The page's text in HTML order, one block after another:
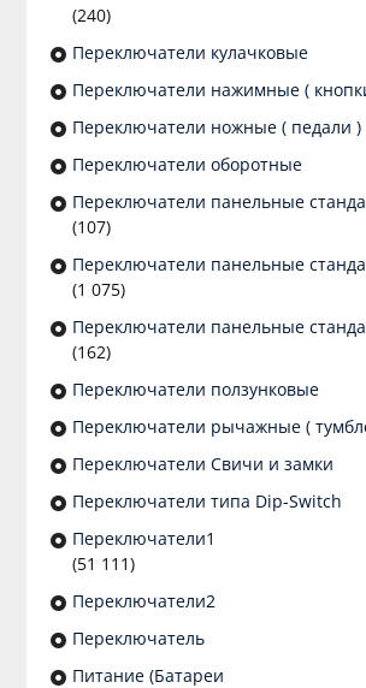
(240)
Переключатели кулачковые
Переключатели нажимные (
Переключатели ножные ( педали )
Переключатели оборотные
Переключатели панельные
(107)
Переключатели панельные
(1 075)
Переключатели панельные
(162)
Переключатели ползунковые
Переключатели рычажные (
Переключатели Свичи и замки
Переключатели типа Dip-Switch
Переключатели1
(51 111)
Переключатели2
Переключатель
Питание (Батареи